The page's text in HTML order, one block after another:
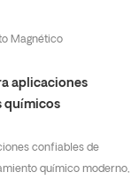
Magnético
aplicaciones
químicos
confiables de
químico moderno,